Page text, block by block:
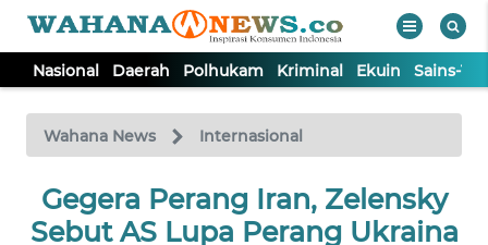
Nasional Daerah Polhukam Kriminal Ekuin Sains-
Wahana News Internasional
Gegera Perang Iran, Zelensky
Sebut AS Lupa Perang Ukraina
TV
Tutup
NASIONAL